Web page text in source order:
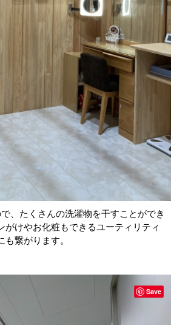
、たくさんの洗濯物を干すことができ
がけやお化粧もできるユーティリティ
繋がります。
Save